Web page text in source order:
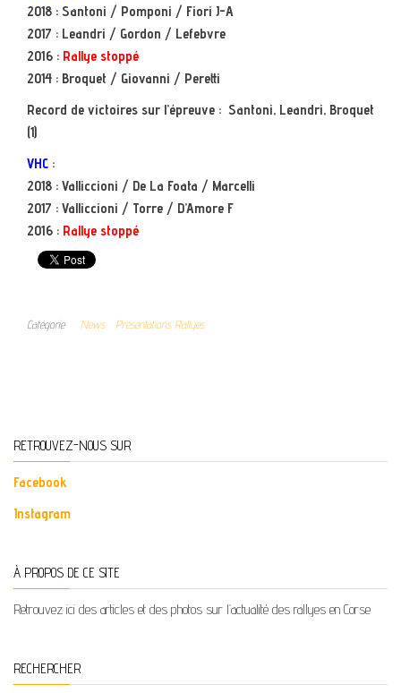
2018 : Santoni / Pomponi / Fiori J-A
2017 : Leandri / Gordon / Lefebvre
2016 : Rallye stoppé
2014 : Broquet / Giovanni / Peretti
Record de victoires sur l’épreuve : Santoni, Leandri, Broquet
(1)
VHC :
2018 : Valliccioni / De La Foata / Marcelli
2017 : Valliccioni / Torre / D’Amore F
2016 : Rallye stoppé
Catégorie News Présentations Rallyes
RETROUVEZ-NOUS SUR
Facebook
Instagram
À PROPOS DE CE SITE
Retrouvez ici des articles et des photos sur l’actualité des rallyes en Corse
RECHERCHER